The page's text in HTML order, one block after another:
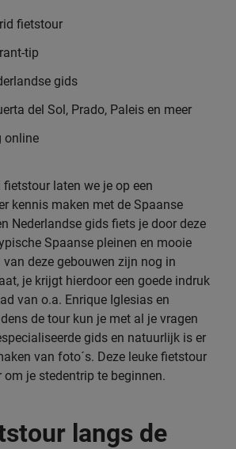
fietstour
tip
gids
del Sol, Prado, Paleis en meer
online
laten we je op een
kennis maken met de Spaanse
Nederlandse gids fiets je door deze
Spaanse pleinen en mooie
van deze gebouwen zijn nog in
je krijgt hierdoor een goede indruk
van o.a. Enrique Iglesias en
de tour kun je met al je vragen
gids en natuurlijk is er
van foto´s. Deze leuke fietstour
om je stedentrip te beginnen.
langs de